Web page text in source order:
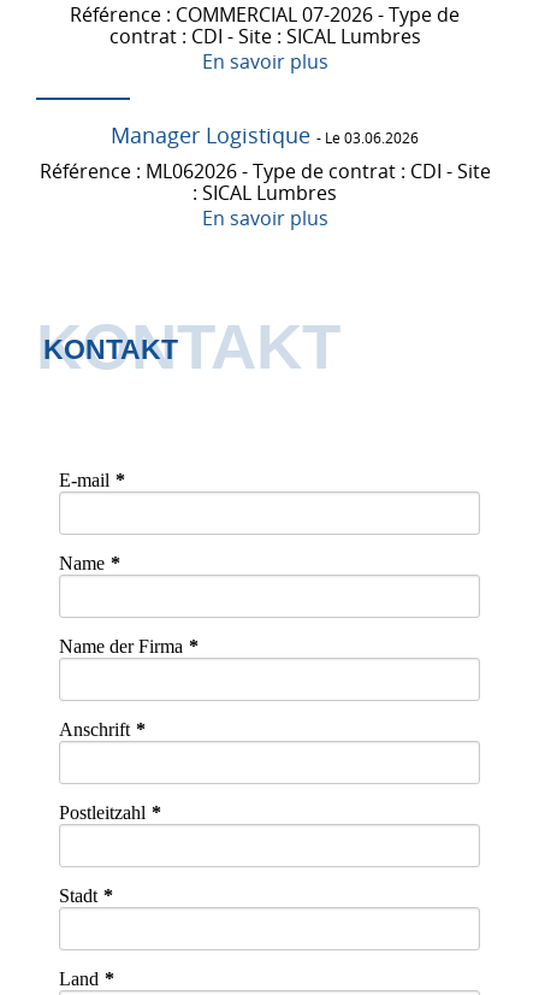
Référence : COMMERCIAL 07-2026 - Type de
contrat : CDI - Site : SICAL Lumbres
En savoir plus
Manager Logistique - Le 03.06.2026
Référence : ML062026 - Type de contrat : CDI - Site
: SICAL Lumbres
En savoir plus
KONTAKT
KONTAKT
E-mail
Name
Name der Firma
Anschrift
Postleitzahl
Stadt
Land